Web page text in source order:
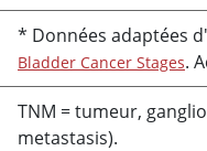
* Données adaptées
Bladder Cancer Stages.
TNM = tumeur,
metastasis).